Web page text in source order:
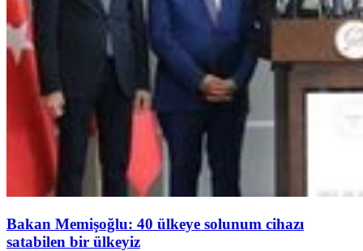
Bakan Memişoğlu: 40 ülkeye solunum cihazı
satabilen bir ülkeyiz